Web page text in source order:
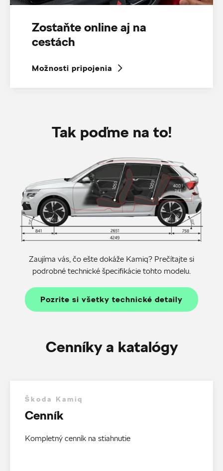
Zostaňte online aj na
cestách
Možnosti pripojenia
Tak poďme na to!
Zaujíma vás, čo ešte dokáže Kamiq? Prečítajte si
podrobné technické špecifikácie tohto modelu.
Pozrite si všetky technické detaily
Cenníky a katalógy
Škoda Kamiq
Cenník
Kompletný cenník na stiahnutie